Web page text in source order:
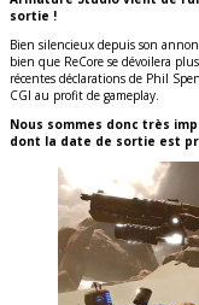
sortie !
Bien silencieux depuis son
bien que ReCore se dévoilera
récentes déclarations de Phil
CGI au profit de gameplay.
Nous sommes donc très
dont la date de sortie est